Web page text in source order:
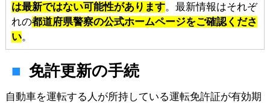
は最新ではない可能性があります。最新情報はそれぞ
れの都道府県警察の公式ホームページをご確認くださ
い。
免許更新の手続
自動車を運転する人が所持している運転免許証が有効期